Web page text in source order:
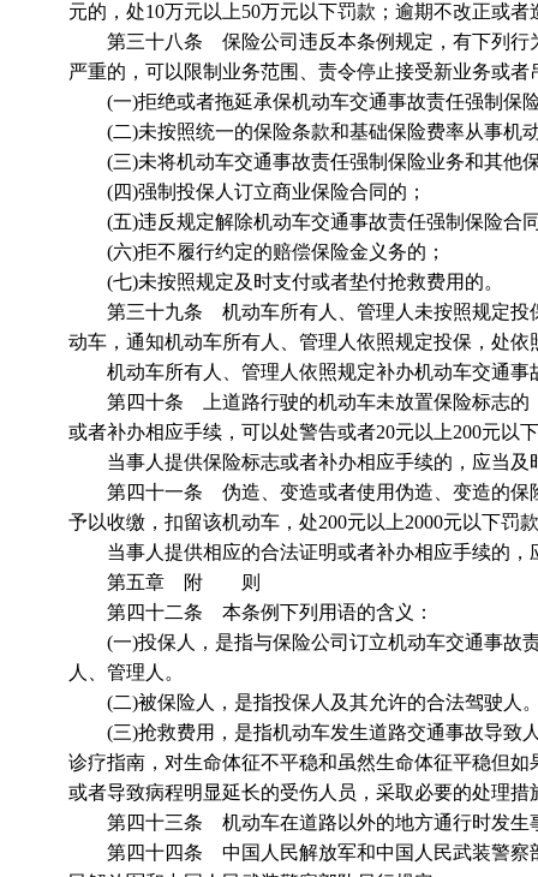
元的，处10万元以上50万元以下罚款；逾期不改正或
第三十八条 保险公司违反本条例规定，有下列行为
严重的，可以限制业务范围、责令停止接受新业务或
(一)拒绝或者拖延承保机动车交通事故责任强制保
(二)未按照统一的保险条款和基础保险费率从事机
(三)未将机动车交通事故责任强制保险业务和其他
(四)强制投保人订立商业保险合同的；
(五)违反规定解除机动车交通事故责任强制保险合
(六)拒不履行约定的赔偿保险金义务的；
(七)未按照规定及时支付或者垫付抢救费用的。
第三十九条 机动车所有人、管理人未按照规定投
动车，通知机动车所有人、管理人依照规定投保，处
机动车所有人、管理人依照规定补办机动车交通事
第四十条 上道路行驶的机动车未放置保险标志的
或者补办相应手续，可以处警告或者20元以上200元以
当事人提供保险标志或者补办相应手续的，应当及
第四十一条 伪造、变造或者使用伪造、变造的保
予以收缴，扣留该机动车，处200元以上2000元以下罚
当事人提供相应的合法证明或者补办相应手续的，
第五章 附 则
第四十二条 本条例下列用语的含义：
(一)投保人，是指与保险公司订立机动车交通事故
人、管理人。
(二)被保险人，是指投保人及其允许的合法驾驶人
(三)抢救费用，是指机动车发生道路交通事故导致
诊疗指南，对生命体征不平稳和虽然生命体征平稳但
或者导致病程明显延长的受伤人员，采取必要的处理措
第四十三条 机动车在道路以外的地方通行时发生
第四十四条 中国人民解放军和中国人民武装警察